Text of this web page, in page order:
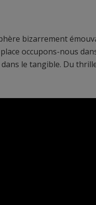
bizarrement
occupons-nous
le tangible. Du